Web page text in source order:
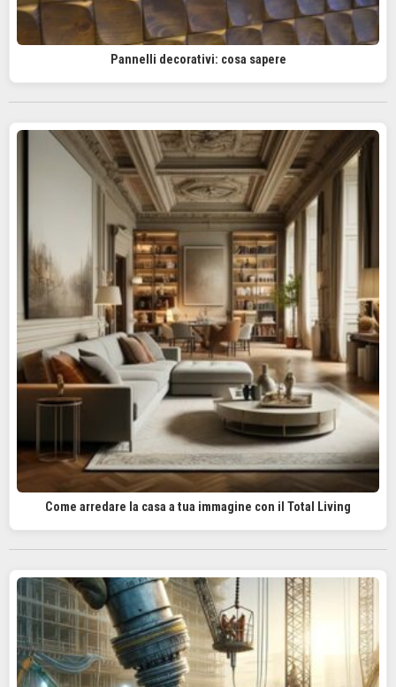
Pannelli decorativi: cosa sapere
Come arredare la casa a tua immagine con il Total Living